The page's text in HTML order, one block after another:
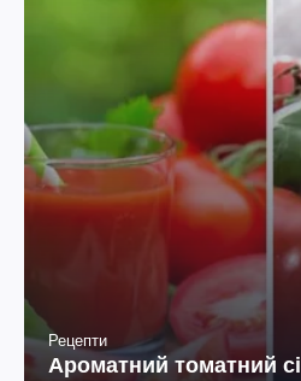
Рецепти
Ароматний томатний